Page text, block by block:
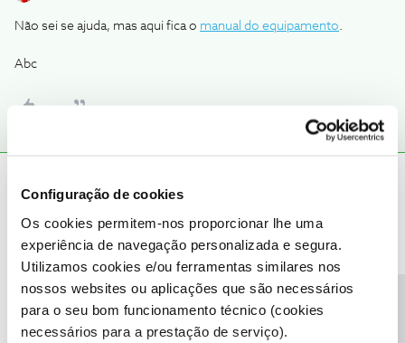
Configuração de cookies
Os cookies permitem-nos proporcionar lhe uma
experiência de navegação personalizada e segura.
Utilizamos cookies e/ou ferramentas similares nos
nossos websites ou aplicações que são necessários
para o seu bom funcionamento técnico (cookies
necessários para a prestação de serviço).
Não sei se ajuda, mas aqui fica o manual do equipamento.
Abc
O Mariano deu uma boa ajuda, já conseguiu configurar o
equipamento?
Ajude a comunidade a encontrar informação relevante. Marque
como "Melhor Resposta" e faça "Like" nos melhores comentários.